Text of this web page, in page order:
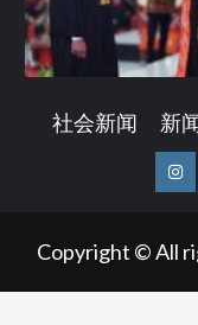
社会新闻 新
Copyright © All